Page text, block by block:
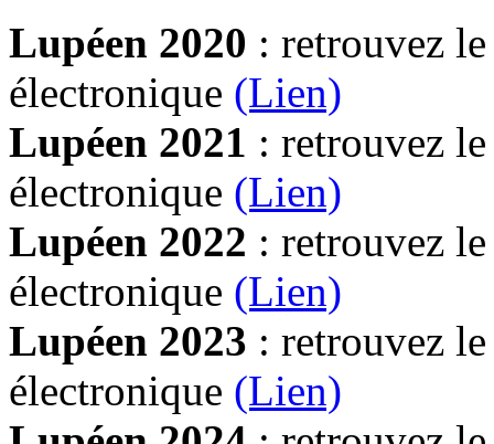
Lupéen 2020 : retrouvez
électronique (Lien)
Lupéen 2021 : retrouvez
électronique (Lien)
Lupéen 2022 : retrouvez
électronique (Lien)
Lupéen 2023 : retrouvez
électronique (Lien)